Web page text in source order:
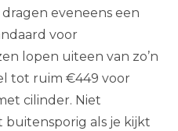
eveneens een
voor
lopen uiteen van zo’n
tot ruim €449 voor
cilinder. Niet
buitensporig als je kijkt